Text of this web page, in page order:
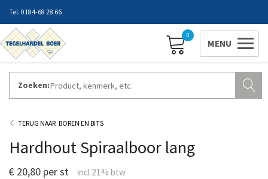
0184-68 28 66
0
Zoeken:
ZAKELIJK INLOGGEN
BOREN EN BITS
Hardhout Spiraalboor lang
€ 20,80 per st